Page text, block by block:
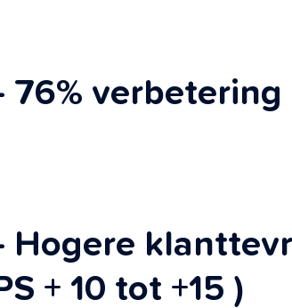
76%
Hogere
+ 10 tot +15 )